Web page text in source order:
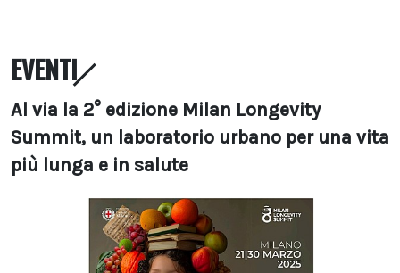
EVENTI
Al via la 2° edizione Milan Longevity
Summit, un laboratorio urbano per una vita
più lunga e in salute